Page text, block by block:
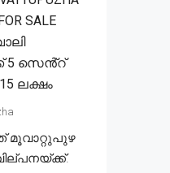
SALE
5 സെൻ്റ്
ലക്ഷം
മൂവാറ്റുപുഴ